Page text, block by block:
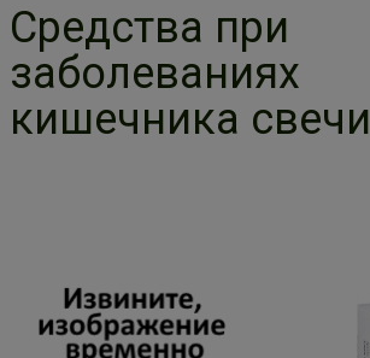
Средства при
заболеваниях
кишечника свечи